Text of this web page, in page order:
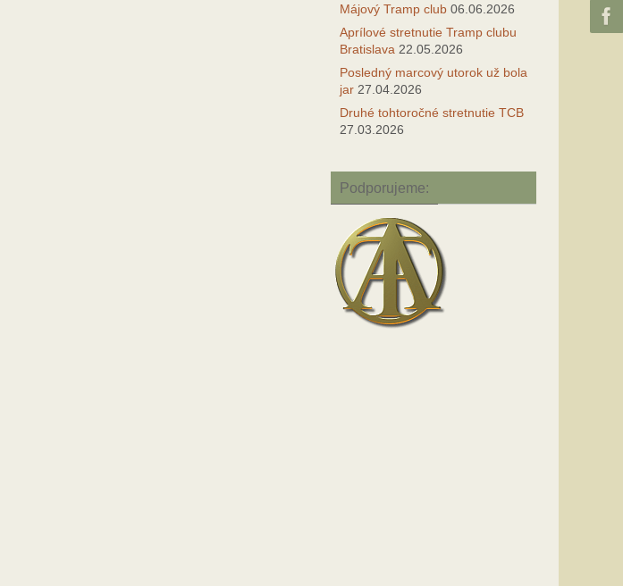
Májový Tramp club 06.06.2026
Aprílové stretnutie Tramp clubu
Bratislava 22.05.2026
Posledný marcový utorok už bola
jar 27.04.2026
Druhé tohtoročné stretnutie TCB
27.03.2026
Podporujeme: